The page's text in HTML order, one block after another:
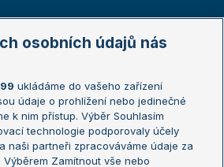
Australian Open
French Open
Wimbledon
US Open
osobních údajů nás
ukládáme do vašeho zařízení
údaje o prohlížení nebo jedinečné
k nim přístup. Výběr Souhlasím
technologie podporovaly účely
naši partneři zpracováváme údaje za
Výběrem Zamítnout vše nebo